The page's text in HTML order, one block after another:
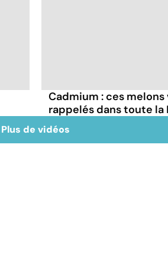
Cadmium : ces
rappelés dans toute la
Plus de vidéos